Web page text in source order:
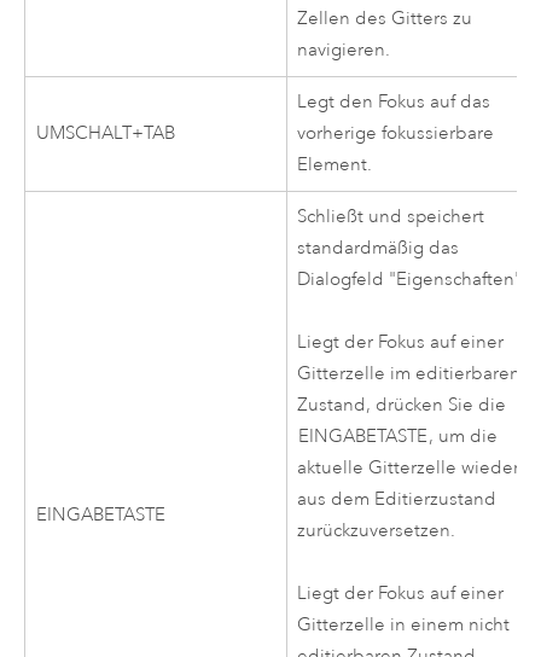
Zellen des Gitters zu
navigieren.
UMSCHALT+TAB
Legt den Fokus auf das
vorherige fokussierbare
Element.
EINGABETASTE
Schließt und speichert
standardmäßig das
Dialogfeld "Eigenschaften".
Liegt der Fokus auf einer
Gitterzelle im editierbaren
Zustand, drücken Sie die
EINGABETASTE, um die
aktuelle Gitterzelle wieder
aus dem Editierzustand
zurückzuversetzen.
Liegt der Fokus auf einer
Gitterzelle in einem nicht